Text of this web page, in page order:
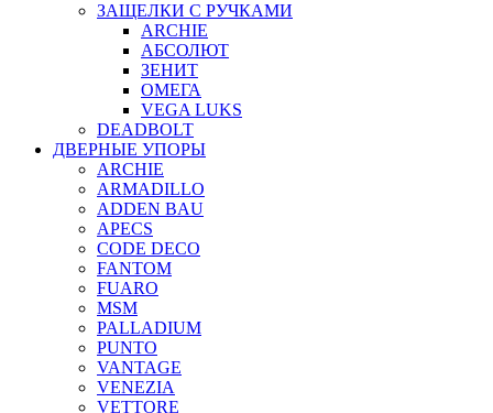
ЗАЩЕЛКИ С РУЧКАМИ
ARCHIE
АБСОЛЮТ
ЗЕНИТ
ОМЕГА
VEGA LUKS
DEADBOLT
ДВЕРНЫЕ УПОРЫ
ARCHIE
ARMADILLO
ADDEN BAU
APECS
CODE DECO
FANTOM
FUARO
MSM
PALLADIUM
PUNTO
VANTAGE
VENEZIA
VETTORE